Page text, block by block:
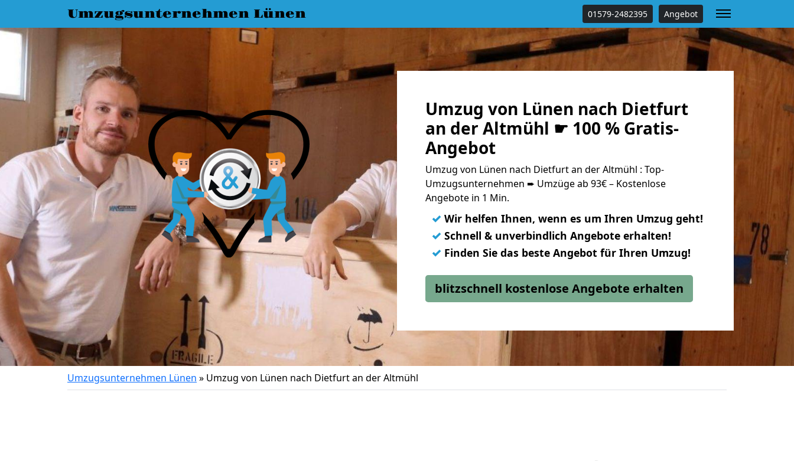
Umzugsunternehmen Lünen 01579-2482395 Angebot
Umzug von Lünen nach Dietfurt
an der Altmühl ☛ 100 % Gratis-
Angebot
Umzug von Lünen nach Dietfurt an der Altmühl : Top-
Umzugsunternehmen ➨ Umzüge ab 93€ – Kostenlose
Angebote in 1 Min.
✓ Wir helfen Ihnen, wenn es um Ihren Umzug geht!
✓ Schnell & unverbindlich Angebote erhalten!
✓ Finden Sie das beste Angebot für Ihren Umzug!
blitzschnell kostenlose Angebote erhalten
Umzugsunternehmen Lünen » Umzug von Lünen nach Dietfurt an der Altmühl